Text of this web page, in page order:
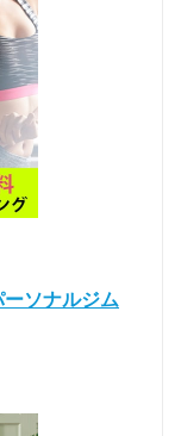
ソナルジム